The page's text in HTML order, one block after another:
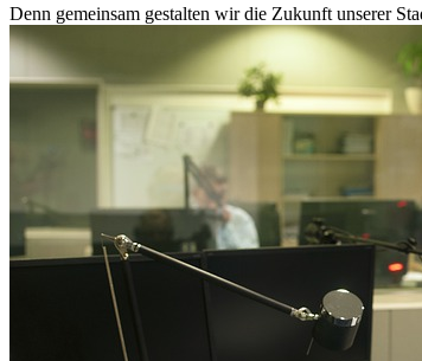
Denn gemeinsam gestalten wir die Zukunft unserer